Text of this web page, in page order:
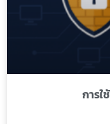
การใ